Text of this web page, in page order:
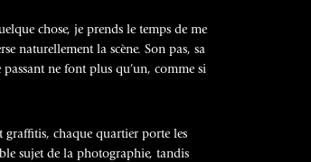
chose, je prends le temps de me
naturellement la scène. Son pas, sa
ne font plus qu’un, comme si
graffitis, chaque quartier porte les
sujet de la photographie, tandis